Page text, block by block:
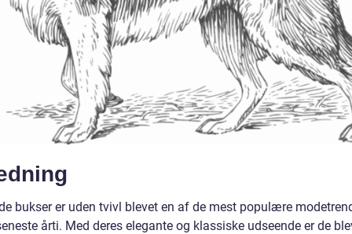
bukser er uden tvivl blevet en af de mest populære
årti. Med deres elegante og klassiske udseende er de